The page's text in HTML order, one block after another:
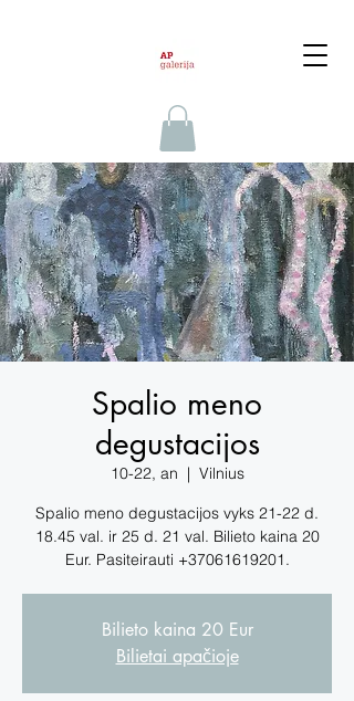
Spalio meno
degustacijos
10-22, an
  |
Vilnius
Spalio meno degustacijos vyks 21-22 d.
18.45 val. ir 25 d. 21 val. Bilieto kaina 20
Eur. Pasiteirauti +37061619201.
Bilieto kaina 20 Eur
Bilietai apačioje